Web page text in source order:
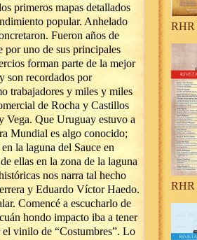
primeros mapas detallados
popular. Anhelado
Fueron años de
por uno de sus principales
forman parte de la mejor
son recordados por
trabajadores y miles y miles
de Rocha y Castillos
Vega. Que Uruguay estuvo a
Mundial es algo conocido;
la laguna del Sauce en
ellas en la zona de la laguna
nos narra tal hecho
y Eduardo Víctor Haedo.
Comencé a escucharlo de
hondo impacto iba a tener
el vinilo de “Costumbres”. Lo
RHR
RHR